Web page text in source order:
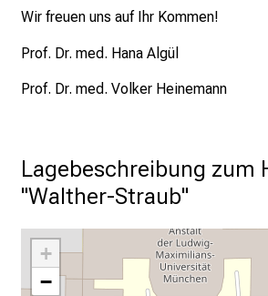
Wir freuen uns auf Ihr Kommen!
Prof. Dr. med. Hana Algül
Prof. Dr. med. Volker Heinemann
Lagebeschreibung zum
"Walther-Straub"
+
−